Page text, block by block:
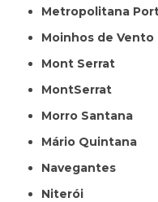
Metropolitana
Moinhos de Vento
Mont Serrat
MontSerrat
Morro Santana
Mário Quintana
Navegantes
Niterói